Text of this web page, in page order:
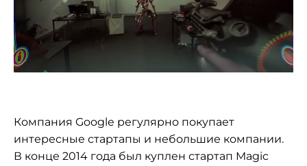
Компания Google регулярно покупает
интересные стартапы и небольшие компании.
В конце 2014 года был куплен стартап Magic